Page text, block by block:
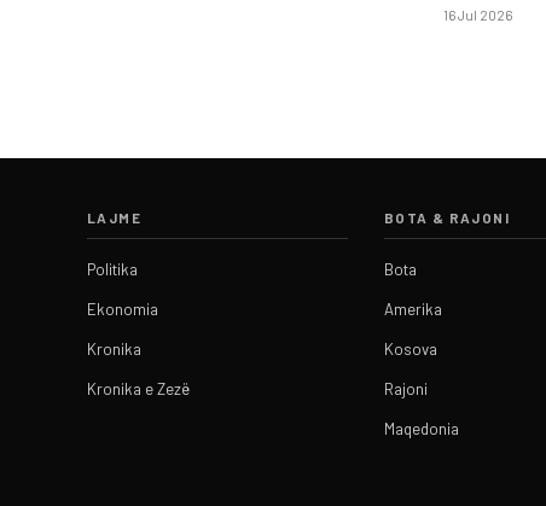
16 Jul 2026
LAJME
Politika
Ekonomia
Kronika
Kronika e Zezë
BOTA & RAJONI
Bota
Amerika
Kosova
Rajoni
Maqedonia